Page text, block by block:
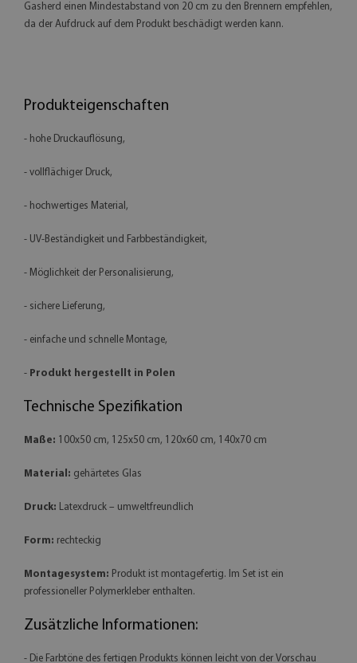
Gasherd einen Mindestabstand von 20 cm zu den Brennern empfehlen,
da der Aufdruck auf dem Produkt beschädigt werden kann.
Produkteigenschaften
- hohe Druckauflösung,
- vollflächiger Druck,
- hochwertiges Material,
- UV-Beständigkeit und Farbbeständigkeit,
- Möglichkeit der Personalisierung,
- sichere Lieferung,
- einfache und schnelle Montage,
- Produkt hergestellt in Polen
Technische Spezifikation
Maße: 100x50 cm, 125x50 cm, 120x60 cm, 140x70 cm
Material: gehärtetes Glas
Druck: Latexdruck – umweltfreundlich
Form: rechteckig
Montagesystem: Produkt ist montagefertig. Im Set ist ein
professioneller Polymerkleber enthalten.
Zusätzliche Informationen:
- Die Farbtöne des fertigen Produkts können leicht von der Vorschau